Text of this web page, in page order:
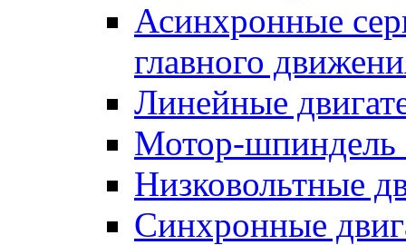
Асинхронные
главного
Линейные
Мотор-шпиндель
Низковольтные
Синхронные